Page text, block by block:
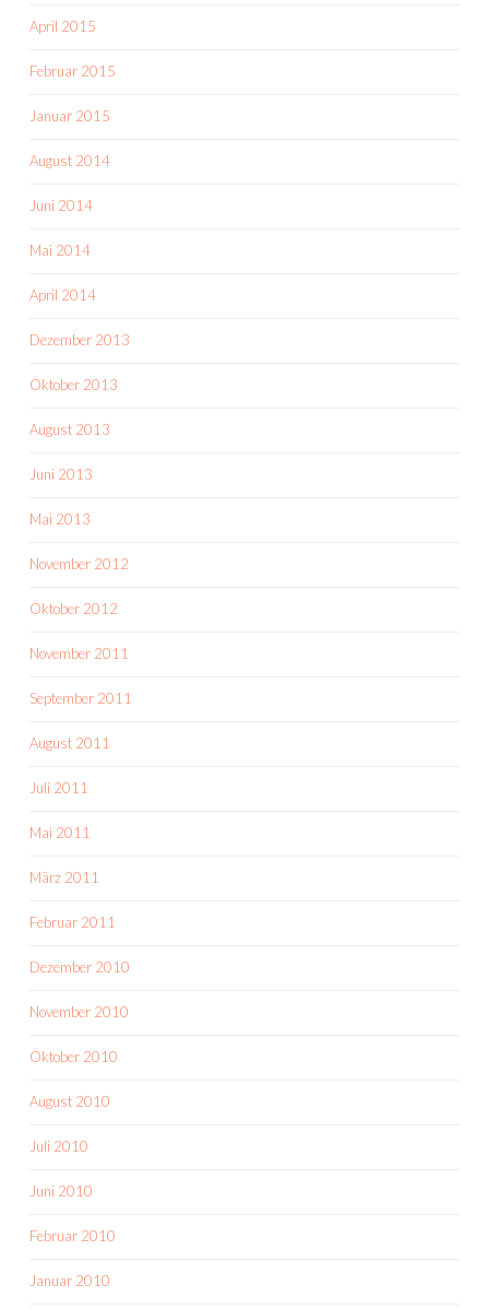
April 2015
Februar 2015
Januar 2015
August 2014
Juni 2014
Mai 2014
April 2014
Dezember 2013
Oktober 2013
August 2013
Juni 2013
Mai 2013
November 2012
Oktober 2012
November 2011
September 2011
August 2011
Juli 2011
Mai 2011
März 2011
Februar 2011
Dezember 2010
November 2010
Oktober 2010
August 2010
Juli 2010
Juni 2010
Februar 2010
Januar 2010